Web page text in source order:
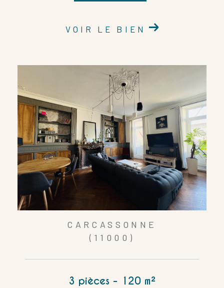
VOIR LE BIEN
CARCASSONNE
(11000)
3 pièces - 120 m²